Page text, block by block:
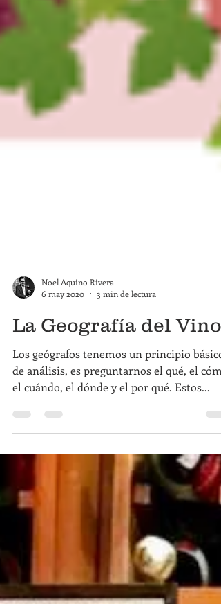
Noel Aquino Rivera
6 may 2020
3 min de lectura
La Geografía del Vino
Los geógrafos tenemos un principio básico
de análisis, es preguntarnos el qué, el
el cuándo, el dónde y el por qué. Estos...